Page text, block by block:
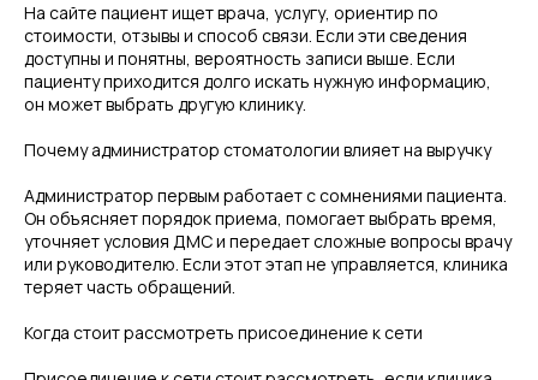
На сайте пациент ищет врача, услугу, ориентир по
стоимости, отзывы и способ связи. Если эти сведения
доступны и понятны, вероятность записи выше. Если
пациенту приходится долго искать нужную информацию,
он может выбрать другую клинику.
Почему администратор стоматологии влияет на выручку
Администратор первым работает с сомнениями пациента.
Он объясняет порядок приема, помогает выбрать время,
уточняет условия ДМС и передает сложные вопросы врачу
или руководителю. Если этот этап не управляется, клиника
теряет часть обращений.
Когда стоит рассмотреть присоединение к сети
#Свяжитесь с нами
ИНДИВИДУАЛЬНО
ПРОГРАММА ОБУЧЕНИЯ
ДЛЯ ВАШЕЙ КЛИНИКИ
Увеличим финансовый оборот ваших клиник
пациентов по ДМС